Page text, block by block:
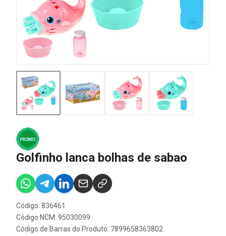
Golfinho lanca bolhas de sabao
Código: 836461
Código NCM: 95030099
Código de Barras do Produto: 7899658363802